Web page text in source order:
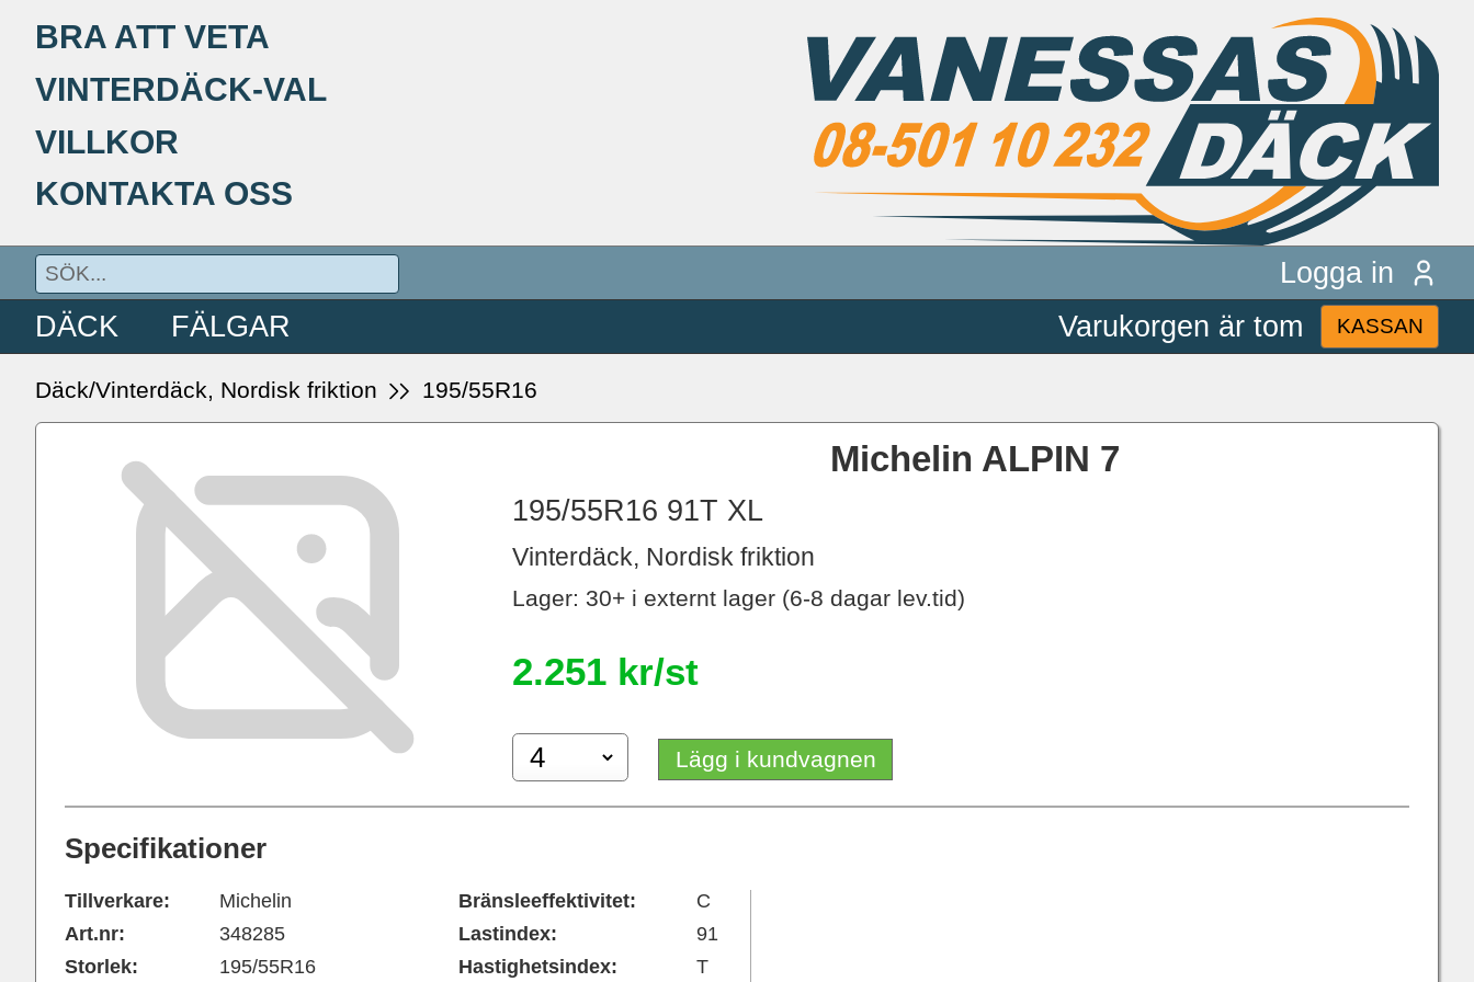
BRA ATT VETA
VINTERDÄCK-VAL
VILLKOR
KONTAKTA OSS
Logga in
DÄCK
FÄLGAR Varukorgen är tom KASSAN
Däck/Vinterdäck, Nordisk friktion 195/55R16
Michelin ALPIN 7
195/55R16 91T XL
Vinterdäck, Nordisk friktion
Lager: 30+ i externt lager (6-8 dagar lev.tid)
2.251 kr/st
Lägg i kundvagnen
Specifikationer
Tillverkare:
Art.nr:
Storlek:
Michelin
348285
195/55R16
Bränsleeffektivitet:
Lastindex:
Hastighetsindex:
C
91
T